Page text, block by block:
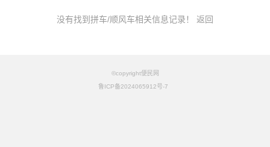
没有找到拼车/顺风车相关信息记录！ 返回
©copyright便民网
鲁ICP备2024065912号-7